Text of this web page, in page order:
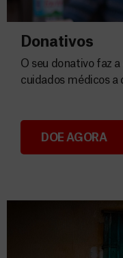
Donativos
Donativos
O seu donativo faz
cuidados médicos a
DOE AGORA